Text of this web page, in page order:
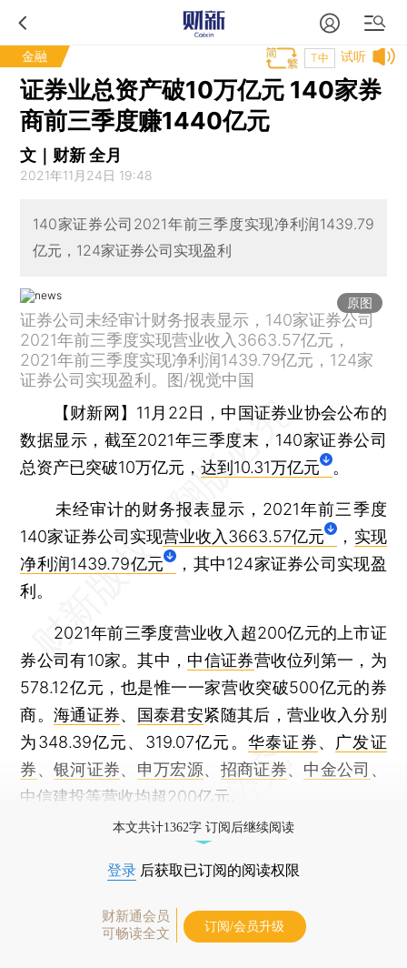
金融 试听
T中
证券业总资产破10万亿元 140家券
商前三季度赚1440亿元
文｜财新 全月
2021年11月24日 19:48
140家证券公司2021年前三季度实现净利润1439.79
亿元，124家证券公司实现盈利
原图
证券公司未经审计财务报表显示，140家证券公司
2021年前三季度实现营业收入3663.57亿元，
2021年前三季度实现净利润1439.79亿元，124家
证券公司实现盈利。图/视觉中国
【财新网】 11月22日，中国证券业协会公布的
数据显示，截至2021年三季度末，140家证券公司
总资产已突破10万亿元，达到10.31万亿元 。
未经审计的财务报表显示，2021年前三季度
140家证券公司实现营业收入3663.57亿元 ， 实现
净利润1439.79亿元
，其中124家证券公司实现盈
利。
2021年前三季度营业收入超200亿元的上市证
券公司有10家。其中， 中信证券营收位列第一，为
578.12亿元，也是惟一一家营收突破500亿元的券
商。海通证券、 国泰君安紧随其后，营业收入分别
为348.39亿元、319.07亿元。 华泰证券、 广发证
券、银河证券、 申万宏源、 招商证券、 中金公司 、
中信建投等营收均超200亿元。
本文共计1362字 订阅后继续阅读
登录 后获取已订阅的阅读权限
财新通会员
可畅读全文
订阅/会员升级